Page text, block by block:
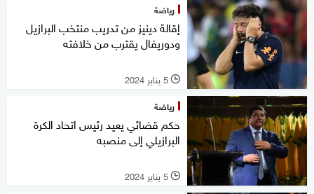
رياضة
إقالة دينيز من تدريب منتخب البرازيل
ودوريفال يقترب من خلافته
l 5 يناير 2024
رياضة
حكم قضائي يعيد رئيس اتحاد الكرة
البرازيلي إلى منصبه
l 5 يناير 2024